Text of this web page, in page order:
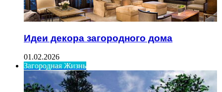
Идеи декора загородного дома
01.02.2026
Загородная Жизнь